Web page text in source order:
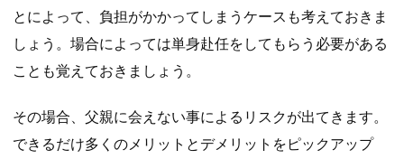
とによって、負担がかかってしまうケースも考えておきま
しょう。場合によっては単身赴任をしてもらう必要がある
ことも覚えておきましょう。
その場合、父親に会えない事によるリスクが出てきます。
できるだけ多くのメリットとデメリットをピックアップ